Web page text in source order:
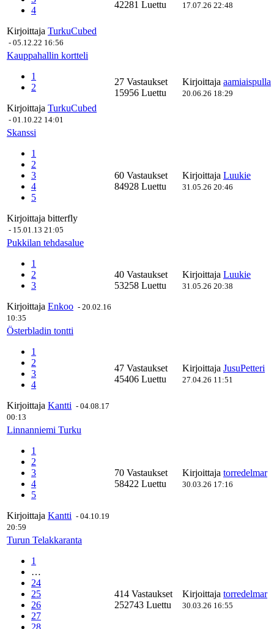
4
Kirjoittaja TurkuCubed
- 05.12.22 16:56
42281 Luettu
17.07.26 22:48
Kauppahallin kortteli
1
2
Kirjoittaja TurkuCubed
- 01.10.22 14:01
27 Vastaukset
15956 Luettu
Kirjoittaja aamiaispulla
20.06.26 18:29
Skanssi
1
2
3
4
5
Kirjoittaja bitterfly
- 15.01.13 21:05
60 Vastaukset
84928 Luettu
Kirjoittaja Luukie
31.05.26 20:46
Pukkilan tehdasalue
1
2
3
Kirjoittaja Enkoo - 20.02.16
10:35
40 Vastaukset
53258 Luettu
Kirjoittaja Luukie
31.05.26 20:38
Österbladin tontti
1
2
3
4
Kirjoittaja Kantti - 04.08.17
00:13
47 Vastaukset
45406 Luettu
Kirjoittaja JusuPetteri
27.04.26 11:51
Linnanniemi Turku
1
2
3
4
5
Kirjoittaja Kantti - 04.10.19
20:59
70 Vastaukset
58422 Luettu
Kirjoittaja torredelmar
30.03.26 17:16
Turun Telakkaranta
1
…
24
25
26
27
28
414 Vastaukset
252743 Luettu
Kirjoittaja torredelmar
30.03.26 16:55